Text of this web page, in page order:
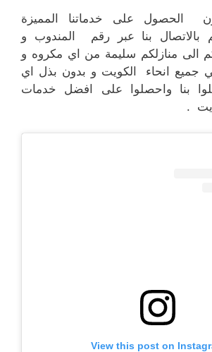
الحصول على خدماتنا المميزة
بالاتصال بنا عبر رقم المندوب و
الى منازلكم سليمة من اي مكروه و
جميع انحاء الكويت و بدون بذل اي
بنا واحصلوا على افضل خدمات
.
View this post on